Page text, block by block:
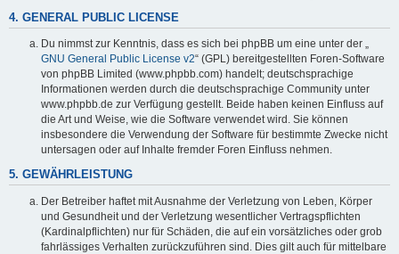
4. GENERAL PUBLIC LICENSE
Du nimmst zur Kenntnis, dass es sich bei phpBB um eine unter der „
GNU General Public License v2“ (GPL) bereitgestellten Foren-Software
von phpBB Limited (www.phpbb.com) handelt; deutschsprachige
Informationen werden durch die deutschsprachige Community unter
www.phpbb.de zur Verfügung gestellt. Beide haben keinen Einfluss auf
die Art und Weise, wie die Software verwendet wird. Sie können
insbesondere die Verwendung der Software für bestimmte Zwecke nicht
untersagen oder auf Inhalte fremder Foren Einfluss nehmen.
5. GEWÄHRLEISTUNG
Der Betreiber haftet mit Ausnahme der Verletzung von Leben, Körper
und Gesundheit und der Verletzung wesentlicher Vertragspflichten
(Kardinalpflichten) nur für Schäden, die auf ein vorsätzliches oder grob
fahrlässiges Verhalten zurückzuführen sind. Dies gilt auch für mittelbare